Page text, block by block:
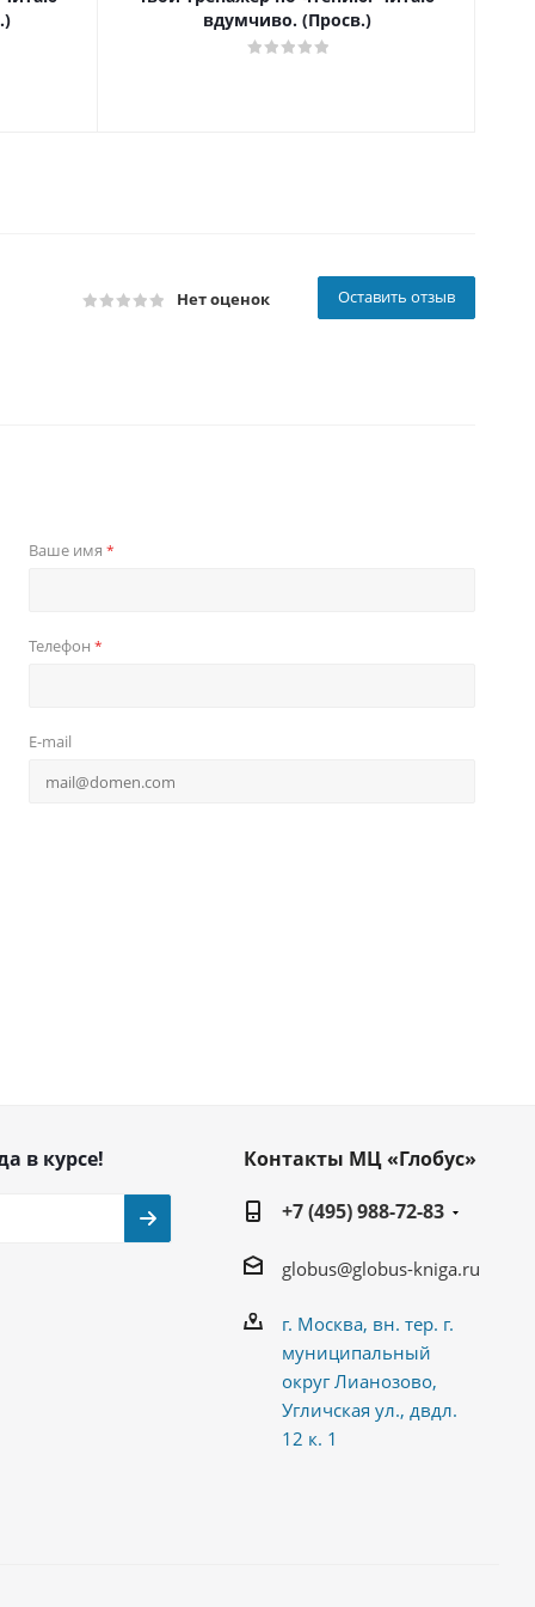
вдумчиво. (Просв.)
Нет оценок Оставить отзыв
Ваше имя *
Телефон *
E-mail
в курсе!
Контакты МЦ «Глобус»
+7 (495) 988-72-83
globus@globus-kniga.ru
г. Москва, вн. тер. г.
муниципальный
округ Лианозово,
Угличская ул., двдл.
12 к. 1